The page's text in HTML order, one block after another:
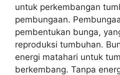
untuk perkembangan
pembungaan.
pembentukan bunga,
reproduksi tumbuhan.
energi matahari untuk
berkembang. Tanpa